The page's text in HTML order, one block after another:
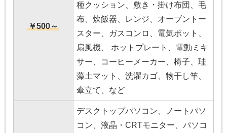
￥500～
種クッション、敷き・掛け布団、毛
布、炊飯器、レンジ、オーブントー
スター、ガスコンロ、電気ポット、
扇風機、 ホットプレート、電動ミキ
サー、コーヒーメーカー、椅子、珪
藻土マット、洗濯カゴ、物干し竿、
傘立て、など
デスクトップパソコン、ノートパソ
コン、液晶・CRTモニター、パソコ